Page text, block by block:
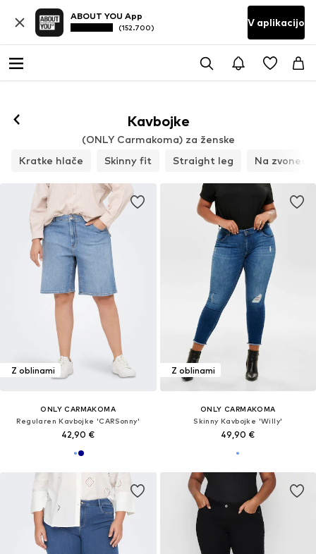
ABOUT YOU App
(152.700) V aplikacijo
Kavbojke
(ONLY Carmakoma) za ženske
Kratke hlače
Skinny fit Straight leg Na zvonec
Z oblinami
ONLY CARMAKOMA
Regularen Kavbojke 'CARSonny'
42,90 €
Z oblinami
ONLY CARMAKOMA
Skinny Kavbojke 'Willy'
49,90 €